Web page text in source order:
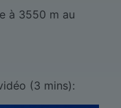
à 3550 m au
(3 mins):